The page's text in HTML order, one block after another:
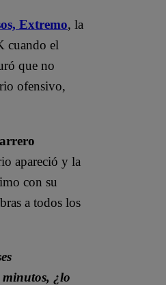
Extremo, la
cuando el
que no
ofensivo,
apareció y la
con su
a todos los
minutos, ¿lo